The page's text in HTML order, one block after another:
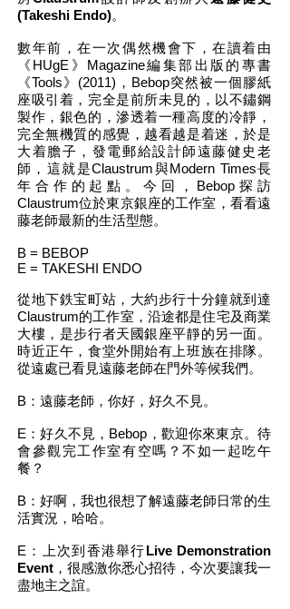
(Takeshi Endo)。
數年前，在一次偶然機會下，在讀着由
《HUgE》Magazine編集部出版的專書
《Tools》(2011)，Bebop突然被一個膠紙
座吸引着，完全是前所未見的，以不鏽鋼
製作，銀色的，滲透着一種高度的冷靜，
完全無機質的感覺，越看越是着迷，於是
大着膽子，發電郵給設計師遠藤健史老
師，這就是Claustrum與Modern Times長
年合作的起點。今回，Bebop探訪
Claustrum位於東京銀座的工作室，看看遠
藤老師最新的生活型態。
B = BEBOP
E = TAKESHI ENDO
從地下鉄宝町站，大約步行十分鐘就到達
Claustrum的工作室，沿途都是住宅及商業
大樓，是步行者天國銀座平靜的另一面。
時近正午，食堂外開始有上班族在排隊。
從遠處已看見遠藤老師在門外等候我們。
B：遠藤老師，你好，好久不見。
E：好久不見，Bebop，歡迎你來東京。待
會參觀完工作室有空嗎？不如一起吃午
餐？
B：好啊，我也很想了解遠藤老師日常的生
活實況，哈哈。
E：上次到香港舉行 Live Demonstration
Event ，很感激你悉心招待，今次要讓我一
盡地主之誼。